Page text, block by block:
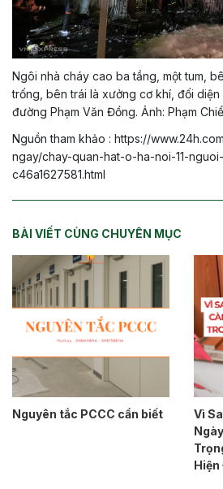
Ngôi nhà cháy cao ba tầng, một tum,
trống, bên trái là xưởng cơ khí, đối
đường Phạm Văn Đồng. Ảnh: Phạm
Nguồn tham khảo : https://
ngay/chay-quan-hat-o-ha-noi-11-
c46a1627581.html
BÀI VIẾT CÙNG CHUYÊN MỤC
Nguyên tắc PCCC cần biết
Vì
Hiện